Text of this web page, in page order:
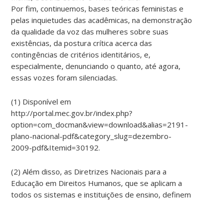
Por fim, continuemos, bases teóricas feministas e
pelas inquietudes das acadêmicas, na demonstração
da qualidade da voz das mulheres sobre suas
existências, da postura crítica acerca das
contingências de critérios identitários, e,
especialmente, denunciando o quanto, até agora,
essas vozes foram silenciadas.
(1) Disponível em
http://portal.mec.gov.br/index.php?
option=com_docman&view=download&alias=2191-
plano-nacional-pdf&category_slug=dezembro-
2009-pdf&Itemid=30192.
(2) Além disso, as Diretrizes Nacionais para a
Educação em Direitos Humanos, que se aplicam a
todos os sistemas e instituições de ensino, definem